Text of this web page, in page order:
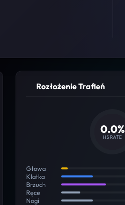
Rozłożenie Trafień
0.0%
HS RATE
Głowa
Klatka
Brzuch
Ręce
Nogi